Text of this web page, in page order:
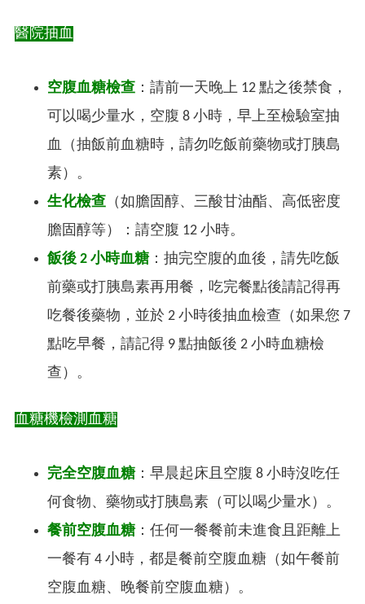
醫院抽血
空腹血糖檢查 ：請前一天晚上 12 點之後禁食，
可以喝少量水，空腹 8 小時，早上至檢驗室抽
血 （抽飯前血糖時，請勿吃飯前藥物或打胰島
素） 。
生化檢查 （如膽固醇、三酸甘油酯、高低密度
膽固醇等）： 請空腹 12 小時。
飯後 2 小時血糖：抽完空腹的血後，請先吃飯
前藥或打胰島素再用餐，吃完餐點後請記得再
吃餐後藥物，並於 2 小時後抽血檢查 （如果您 7
點吃早餐，請記得 9 點抽飯後 2 小時血糖檢
查 ） 。
血糖機檢測血糖
完全空腹血糖：早晨起床且空腹 8 小時沒吃任
何食物、藥物或打胰島素（可以喝少量水）。
餐前空腹血糖：任何一餐餐前未進食且距離上
一餐有 4 小時，都是餐前空腹血糖 （如午餐前
空腹血糖、晚餐前空腹血糖） 。